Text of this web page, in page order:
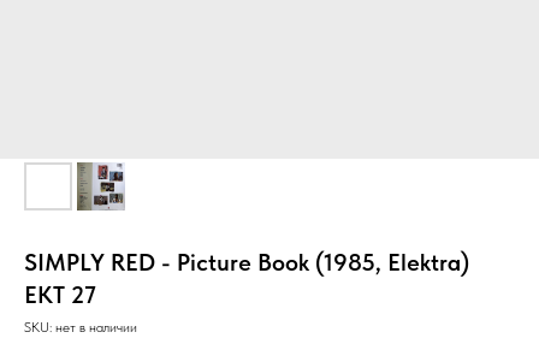
SIMPLY RED - Picture Book (1985, Elektra)
EKT 27
SKU: нет в наличии